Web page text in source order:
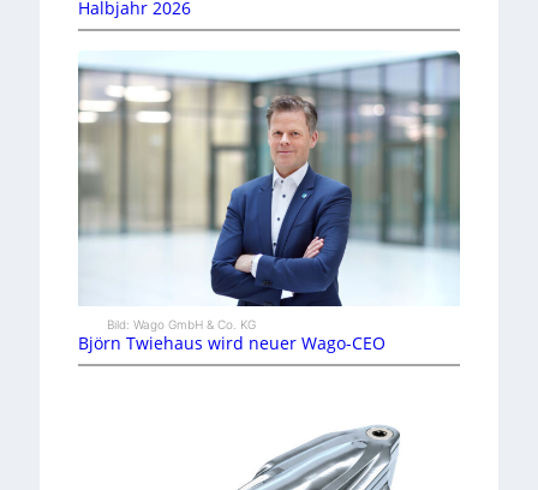
Halbjahr 2026
Bild: Wago GmbH & Co. KG
Björn Twiehaus wird neuer Wago-CEO